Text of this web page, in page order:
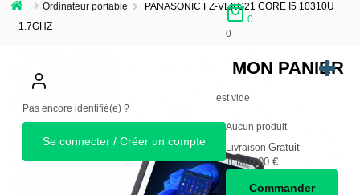
Pas encore identifié(e) ?
Se connecter / Créer un compte
0
0
MON PANIER
est vide
Aucun produit
Livraison Gratuit
Total 0,00 €
Commander
Ordinateur portable
PANASONIC FZ-VEKG21 CORE I5 10310U
1.7GHZ